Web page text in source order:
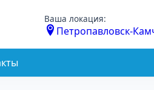
Ваша локация:
Петропавловск-